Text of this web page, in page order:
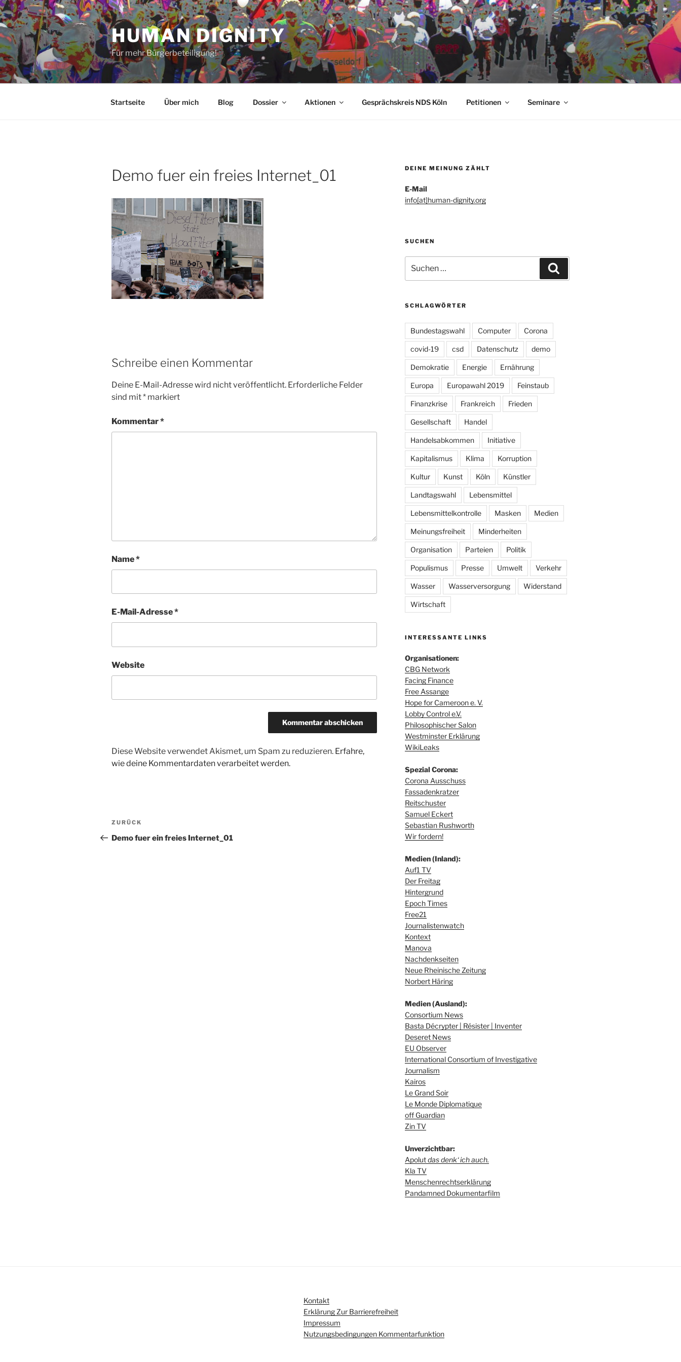
Zum
Inhalt
springen
HUMAN DIGNITY
Für mehr Bürgerbeteiligung!
Startseite Über mich Blog Dossier Aktionen Gesprächskreis NDS Köln Petitionen Seminare
Demo fuer ein freies Internet_01
Schreibe einen Kommentar
Deine E-Mail-Adresse wird nicht veröffentlicht. Erforderliche Felder
sind mit* markiert
Kommentar*
Name*
E-Mail-Adresse*
Website
Diese Website verwendet Akismet, um Spam zu reduzieren. Erfahre,
wie deine Kommentardaten verarbeitet werden.
Beitragsnavigation
Vorheriger
Beitrag
ZURÜCK
Demo fuer ein freies Internet_01
DEINE MEINUNG ZÄHLT
E-Mail
info[at]human-dignity.org
SUCHEN
nach:
SCHLAGWÖRTER
Bundestagswahl Computer Corona
covid-19 csd Datenschutz demo
Demokratie Energie Ernährung
Europa Europawahl 2019 Feinstaub
Finanzkrise Frankreich Frieden
Gesellschaft Handel
Handelsabkommen Initiative
Kapitalismus Klima Korruption
Kultur Kunst Köln Künstler
Landtagswahl Lebensmittel
Lebensmittelkontrolle Masken Medien
Meinungsfreiheit Minderheiten
Organisation Parteien Politik
Populismus Presse Umwelt Verkehr
Wasser Wasserversorgung Widerstand
Wirtschaft
INTERESSANTE LINKS
Organisationen:
CBG Network
Facing Finance
Free Assange
Hope for Cameroon e. V.
Lobby Control e.V.
Philosophischer Salon
Westminster Erklärung
WikiLeaks
Spezial Corona:
Corona Ausschuss
Fassadenkratzer
Reitschuster
Samuel Eckert
Sebastian Rushworth
Wir fordern!
Medien (Inland):
Auf1 TV
Der Freitag
Hintergrund
Epoch Times
Free21
Journalistenwatch
Kontext
Manova
Nachdenkseiten
Neue Rheinische Zeitung
Norbert Häring
Medien (Ausland):
Consortium News
Basta Décrypter | Résister | Inventer
Deseret News
EU Observer
International Consortium of Investigative
Journalism
Kairos
Le Grand Soir
Le Monde Diplomatique
off Guardian
Zin TV
Unverzichtbar:
Apolutdas denk‘ ich auch.
Kla TV
Menschenrechtserklärung
Pandamned Dokumentarfilm
Kontakt
Erklärung Zur Barrierefreiheit
Impressum
Nutzungsbedingungen Kommentarfunktion